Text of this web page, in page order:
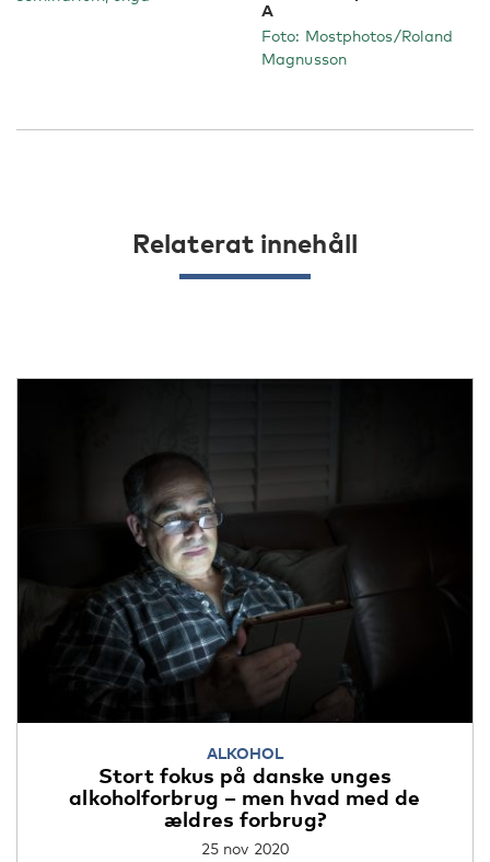
A
Foto: Mostphotos/Roland
Magnusson
Relaterat innehåll
ALKOHOL
Stort fokus på danske unges
alkoholforbrug – men hvad med de
ældres forbrug?
25 nov 2020